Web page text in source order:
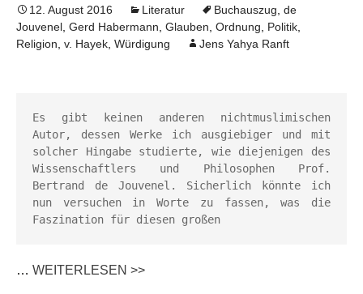
12. August 2016 Literatur Buchauszug de
Jouvenel Gerd Habermann Glauben Ordnung Politik
Religion v. Hayek Würdigung Jens Yahya Ranft
Es gibt keinen anderen nichtmuslimischen
Autor, dessen Werke ich ausgiebiger und mit
solcher Hingabe studierte, wie diejenigen des
Wissenschaftlers und Philosophen Prof.
Bertrand de Jouvenel. Sicherlich könnte ich
nun versuchen in Worte zu fassen, was die
Faszination für diesen großen
… WEITERLESEN >>